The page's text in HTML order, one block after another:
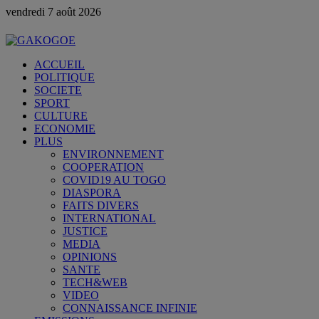
vendredi 7 août 2026
ACCUEIL
POLITIQUE
SOCIETE
SPORT
CULTURE
ECONOMIE
PLUS
ENVIRONNEMENT
COOPERATION
COVID19 AU TOGO
DIASPORA
FAITS DIVERS
INTERNATIONAL
JUSTICE
MEDIA
OPINIONS
SANTE
TECH&WEB
VIDEO
CONNAISSANCE INFINIE